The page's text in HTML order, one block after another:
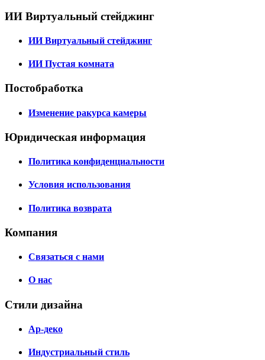
ИИ Виртуальный стейджинг
ИИ Виртуальный стейджинг
ИИ Пустая комната
Постобработка
Изменение ракурса камеры
Юридическая информация
Политика конфиденциальности
Условия использования
Политика возврата
Компания
Связаться с нами
О нас
Стили дизайна
Ар-деко
Индустриальный стиль